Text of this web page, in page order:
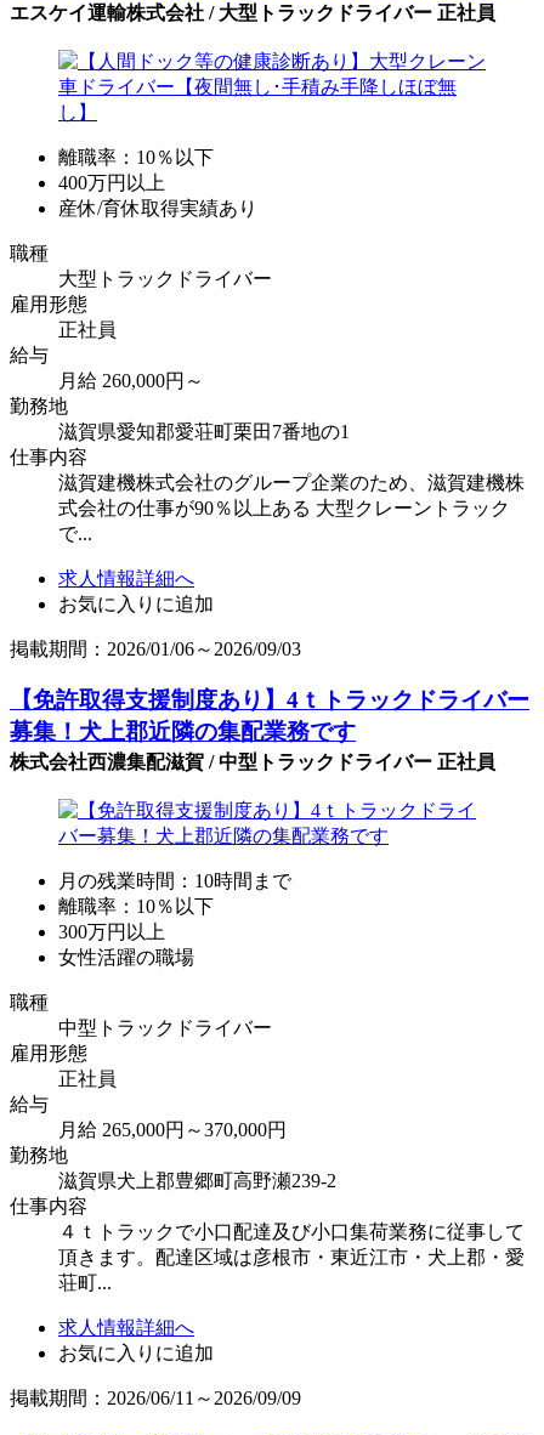
エスケイ運輸株式会社 / 大型トラックドライバー 正社員
離職率：10％以下
400万円以上
産休/育休取得実績あり
職種
大型トラックドライバー
雇用形態
正社員
給与
月給 260,000円～
勤務地
滋賀県愛知郡愛荘町栗田7番地の1
仕事内容
滋賀建機株式会社のグループ企業のため、滋賀建機株
式会社の仕事が90％以上ある 大型クレーントラック
で...
求人情報詳細へ
お気に入りに追加
掲載期間：2026/01/06～2026/09/03
【免許取得支援制度あり】4ｔトラックドライバー
募集！犬上郡近隣の集配業務です
株式会社西濃集配滋賀 / 中型トラックドライバー 正社員
月の残業時間：10時間まで
離職率：10％以下
300万円以上
女性活躍の職場
職種
中型トラックドライバー
雇用形態
正社員
給与
月給 265,000円～370,000円
勤務地
滋賀県犬上郡豊郷町高野瀬239-2
仕事内容
４ｔトラックで小口配達及び小口集荷業務に従事して
頂きます。配達区域は彦根市・東近江市・犬上郡・愛
荘町...
求人情報詳細へ
お気に入りに追加
掲載期間：2026/06/11～2026/09/09